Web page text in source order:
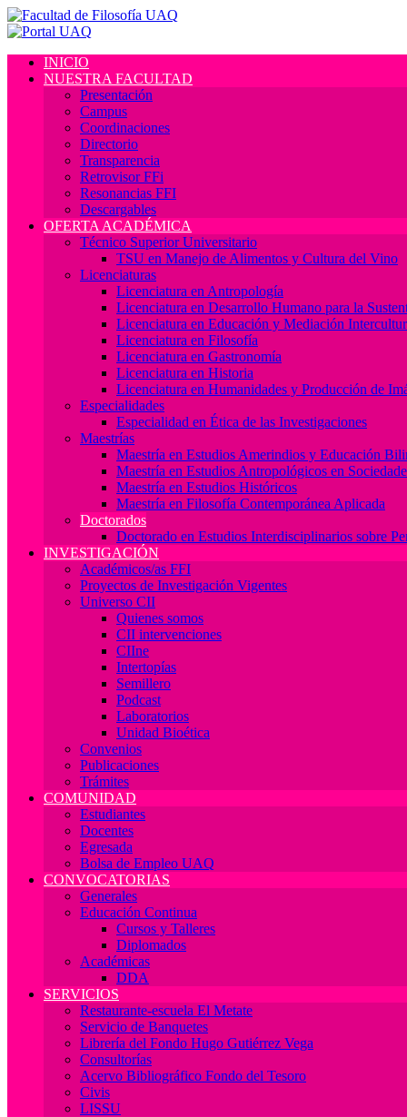
INICIO
NUESTRA FACULTAD
Presentación
Campus
Coordinaciones
Directorio
Transparencia
Retrovisor FFi
Resonancias FFI
Descargables
OFERTA ACADÉMICA
Técnico Superior Universitario
TSU en Manejo de Alimentos y Cultura del Vino
Licenciaturas
Licenciatura en Antropología
Licenciatura en Desarrollo Humano para la
Licenciatura en Educación y Mediación
Licenciatura en Filosofía
Licenciatura en Gastronomía
Licenciatura en Historia
Licenciatura en Humanidades y Producción de
Especialidades
Especialidad en Ética de las Investigaciones
Maestrías
Maestría en Estudios Amerindios y Educación
Maestría en Estudios Antropológicos en
Maestría en Estudios Históricos
Maestría en Filosofía Contemporánea Aplicada
Doctorados
Doctorado en Estudios Interdisciplinarios sobre
INVESTIGACIÓN
Académicos/as FFI
Proyectos de Investigación Vigentes
Universo CII
Quienes somos
CII intervenciones
CIIne
Intertopías
Semillero
Podcast
Laboratorios
Unidad Bioética
Convenios
Publicaciones
Trámites
COMUNIDAD
Estudiantes
Docentes
Egresada
Bolsa de Empleo UAQ
CONVOCATORIAS
Generales
Educación Continua
Cursos y Talleres
Diplomados
Académicas
DDA
SERVICIOS
Restaurante-escuela El Metate
Servicio de Banquetes
Librería del Fondo Hugo Gutiérrez Vega
Consultorías
Acervo Bibliográfico Fondo del Tesoro
Civis
LISSU